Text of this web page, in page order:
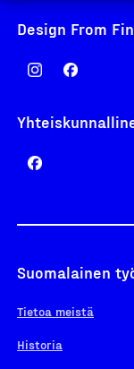
Design From
Suomalainen
Tietoa meistä
Historia